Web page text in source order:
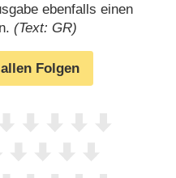
ebenfalls einen
(Text: GR)
Folgen